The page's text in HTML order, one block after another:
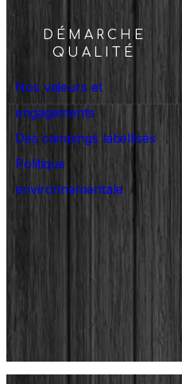
DÉMARCHE
QUALITÉ
Nos valeurs et
engagements
Des campings labellisés
Politique
environnementale